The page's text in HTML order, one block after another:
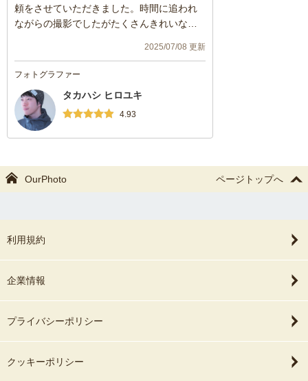
頼をさせていただきました。時間に追われ
ながらの撮影でしたがたくさんきれいな写
いがあったにもかかわらず真摯に対応して
くれてとてもありがたかったです。またご
す。
2025/07/08 更新
フォトグラファー
タカハシ ヒロユキ
4.93
OurPhoto ページトップへ
利用規約
企業情報
プライバシーポリシー
クッキーポリシー